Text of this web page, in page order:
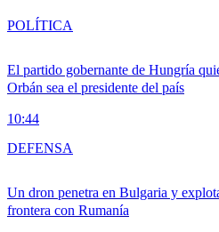
El partido gobernante de Hungría
Orbán sea el presidente del país
10:44
POLÍTICA
Un dron penetra en Bulgaria y
frontera con Rumanía
DEFENSA